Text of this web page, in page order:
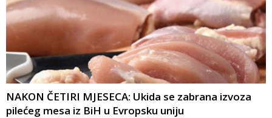
NAKON ČETIRI MJESECA: Ukida se zabrana izvoza
pilećeg mesa iz BiH u Evropsku uniju